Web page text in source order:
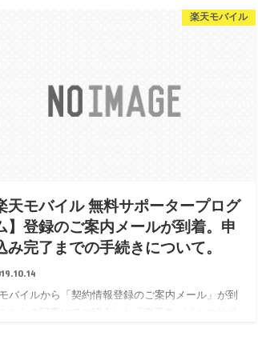
楽天モバイル
天モバイル 無料サポータープログ
】登録のご案内メールが到着。申
み完了までの手続きについて。
バイルから「契約情報登録のご案内メール」が到